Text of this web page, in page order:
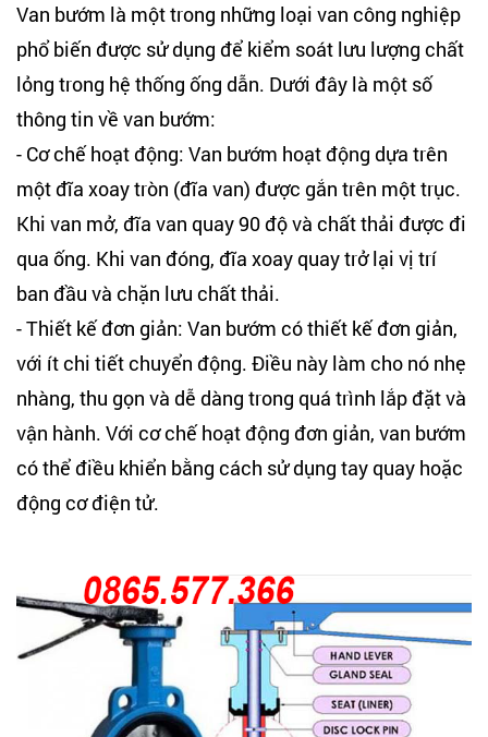
Van bướm là một trong những loại van công nghiệp
phổ biến được sử dụng để kiểm soát lưu lượng chất
lỏng trong hệ thống ống dẫn. Dưới đây là một số
thông tin về van bướm:
- Cơ chế hoạt động: Van bướm hoạt động dựa trên
một đĩa xoay tròn (đĩa van) được gắn trên một trục.
Khi van mở, đĩa van quay 90 độ và chất thải được đi
qua ống. Khi van đóng, đĩa xoay quay trở lại vị trí
ban đầu và chặn lưu chất thải.
- Thiết kế đơn giản: Van bướm có thiết kế đơn giản,
với ít chi tiết chuyển động. Điều này làm cho nó nhẹ
nhàng, thu gọn và dễ dàng trong quá trình lắp đặt và
vận hành. Với cơ chế hoạt động đơn giản, van bướm
có thể điều khiển bằng cách sử dụng tay quay hoặc
động cơ điện tử.